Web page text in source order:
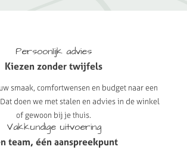
Persoonlijk advies
Kiezen zonder twijfels
smaak, comfortwensen en budget naar een
doen we met stalen en advies in de winkel
of gewoon bij je thuis.
Vakkundige uitvoering
team, één aanspreekpunt